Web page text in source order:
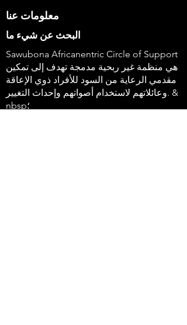
معلومات عنا
البحث عن شيء ما
Sawubona Africanentric Circle of Support
هي منظمة غير ربحية مدمجة تهدف إلى تمكين
مقدمي الرعاية من السود للأفراد ذوي الإعاقة
وعائلاتهم لاستخدام أصواتهم وإحداث التغيير. &
nbsp؛